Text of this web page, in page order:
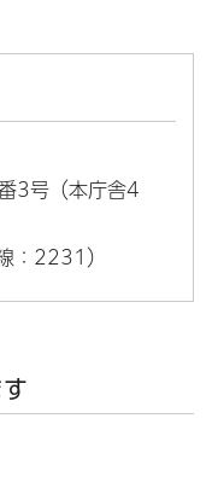
3号（本庁舎4
：2231）